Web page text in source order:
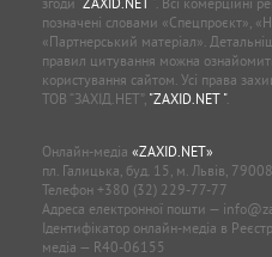
позначені словами «Спецпроєкт»,
«Партнерський матеріал».
правил цитування можна
користування сайтом. Усі права
ТОВ “ЗАХІД.НЕТ”, "ZAXID.NET ".
Онлайн-медіа «ZAXID.NET»
пл. Галицька, буд. 15, м. Львів, 79008
Телефон +380 (32) 229-77-77
Адреса електронної пошти —
Ідентифікатор онлайн-медіа в
медіа — R40-06155